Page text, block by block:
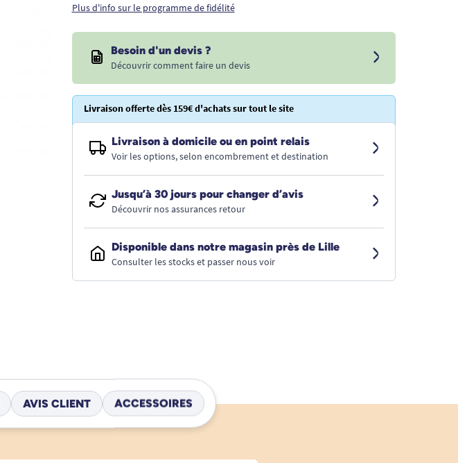
Plus d'info sur le programme de fidélité
Besoin d'un devis ?
Découvrir comment faire un devis
Livraison offerte dès 159€ d'achats sur tout le site
Livraison à domicile ou en point relais
Voir les options, selon encombrement et destination
Jusqu’à 30 jours pour changer d’avis
Découvrir nos assurances retour
Disponible dans notre magasin près de Lille
Consulter les stocks et passer nous voir
AVIS CLIENT ACCESSOIRES